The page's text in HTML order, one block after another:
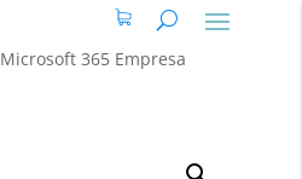
Microsoft 365 Empresa